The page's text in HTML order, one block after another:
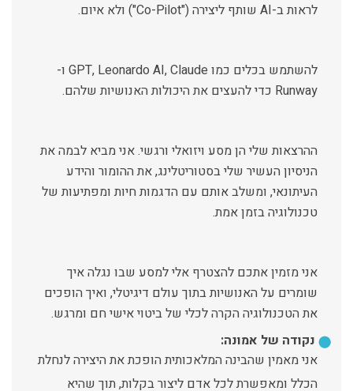
לראות ב-AI שותף ליצירה ("Co-Pilot") ולא איום.
להשתמש בכלים כמו GPT, Leonardo AI, Claude ו-
Runway כדי להעצים את היכולות האנושיות שלהם.
ההרצאות שלי הן מסע ויזואלי ורגשי. אני מביא לבמה את
הניסיון העשיר שלי בסטוריטלינג, את ההומור והידע
העיתונאי, ומשלב אותם עם הדגמות חיות ומפתיעות של
טכנולוגיה בזמן אמת.
אני מזמין אתכם להצטרף אלי למסע שבו נגלה איך
שומרים על האנושיות בתוך עולם דיגיטלי, ואיך הופכים
את הטכנולוגיה הקרה לכלי של ביטוי אישי חם ומרגש.
נקודה של אמונה:
אני מאמין שהבינה המלאכותית הופכת את היצירה לנחלת
הכלל ומאפשרת לכל אדם ליצור בקלות, תוך שהיא